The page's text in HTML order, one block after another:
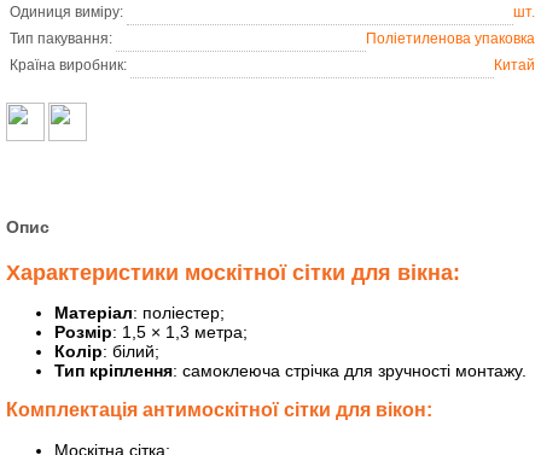
Одиниця виміру:
шт.
Тип пакування:
Поліетиленова упаковка
Країна виробник:
Китай
Опис
Характеристики москітної сітки для вікна:
Матеріал: поліестер;
Розмір: 1,5 × 1,3 метра;
Колір: білий;
Тип кріплення: самоклеюча стрічка для зручності монтажу.
Комплектація антимоскітної сітки для вікон:
Москітна сітка;